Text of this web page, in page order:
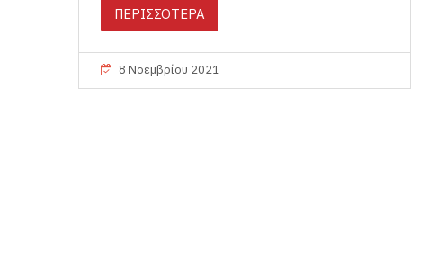
ΠΕΡΙΣΣΟΤΕΡΑ
8 Νοεμβρίου 2021